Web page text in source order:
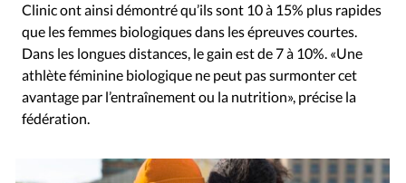
Clinic ont ainsi démontré qu’ils sont 10 à 15% plus rapides
que les femmes biologiques dans les épreuves courtes.
Dans les longues distances, le gain est de 7 à 10%. «Une
athlète féminine biologique ne peut pas surmonter cet
avantage par l’entraînement ou la nutrition», précise la
fédération.